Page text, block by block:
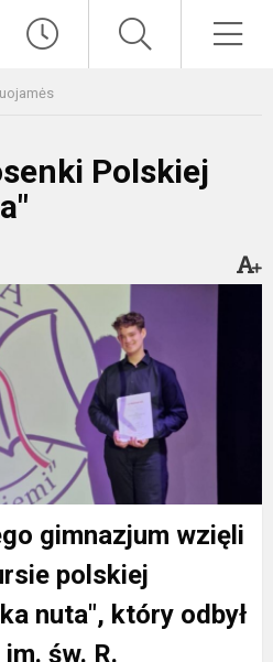
Polskiej
gimnazjum wzięli
polskiej
nuta", który odbył
św. R.